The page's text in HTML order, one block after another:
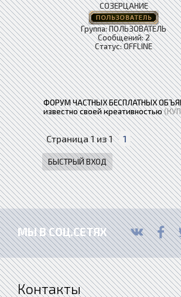
СОЗЕРЦАНИЕ
Группа: ПОЛЬЗОВАТЕЛЬ
Сообщений:2
Статус:OFFLINE
ФОРУМ ЧАСТНЫХ БЕСПЛАТНЫХ
известно своей креативностью
Страница1из1
1
МЫ В СОЦ.СЕТЯХ
Контакты